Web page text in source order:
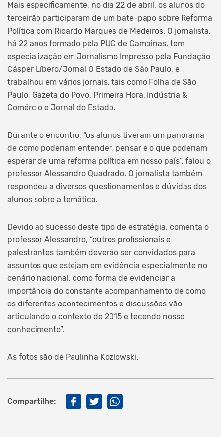
Mais especificamente, no dia 22 de abril, os alunos do
terceirão participaram de um bate-papo sobre Reforma
Política com Ricardo Marques de Medeiros. O jornalista,
há 22 anos formado pela PUC de Campinas, tem
especialização em Jornalismo Impresso pela Fundação
Cásper Líbero/Jornal O Estado de São Paulo, e
trabalhou em vários jornais, tais como Folha de São
Paulo, Gazeta do Povo, Primeira Hora, Indústria &
Comércio e Jornal do Estado.
Durante o encontro, “os alunos tiveram um panorama
de como poderiam entender, pensar e o que poderiam
esperar de uma reforma política em nosso país”, falou o
professor Alessandro Quadrado. O jornalista também
respondeu a diversos questionamentos e dúvidas dos
alunos sobre a temática.
Devido ao sucesso deste tipo de estratégia, comenta o
professor Alessandro, “outros profissionais e
palestrantes também deverão ser convidados para
assuntos que estejam em evidência especialmente no
cenário nacional, como forma de evidenciar a
importância do constante acompanhamento de como
os diferentes acontecimentos e discussões vão
articulando o contexto de 2015 e tecendo nosso
conhecimento”.
As fotos são de Paulinha Kozlowski.
Compartilhe: